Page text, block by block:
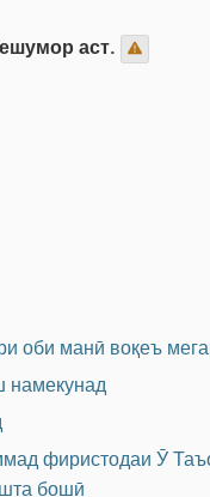
аст.
оби манӣ воқеъ
намекунад
фиристодаи Ӯ
бошӣ